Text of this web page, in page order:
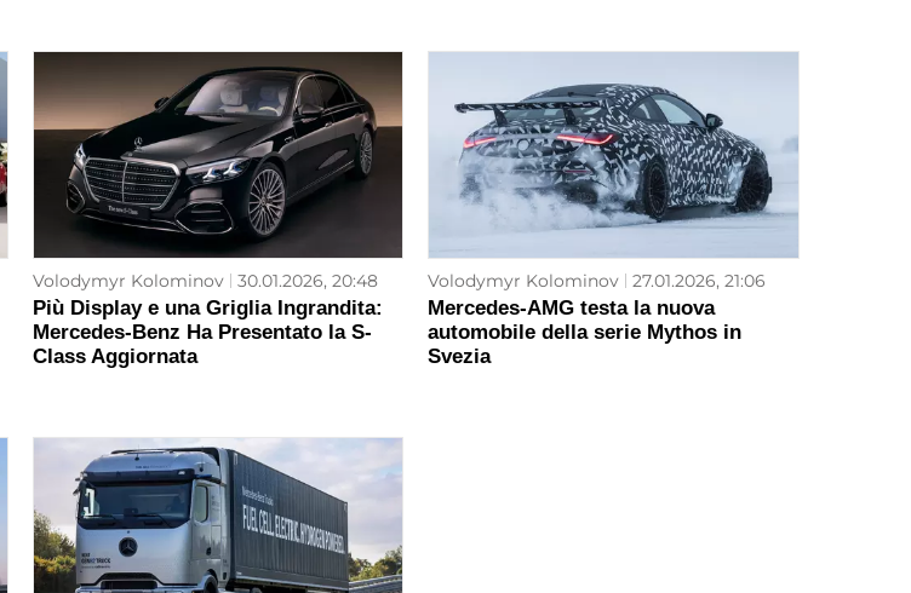
Volodymyr Kolominov 30.01.2026, 20:48
Più Display e una Griglia Ingrandita:
Mercedes-Benz Ha Presentato la S-
Class Aggiornata
Volodymyr Kolominov 27.01.2026, 21:06
Mercedes-AMG testa la nuova
automobile della serie Mythos in
Svezia